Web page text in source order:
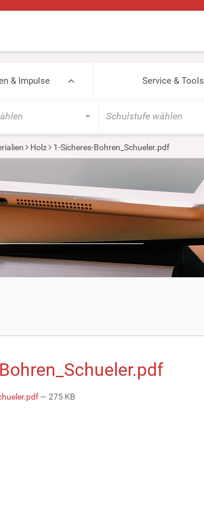
& Impulse Service & Tools
Schulstufe wählen
Holz 1-Sicheres-Bohren_Schueler.pdf
— 275 KB